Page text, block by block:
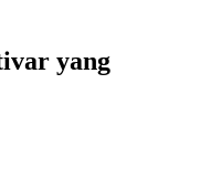
yang